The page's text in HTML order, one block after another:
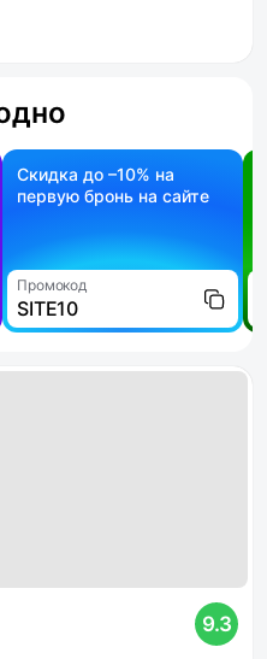
Скидка до –10% на
первую бронь на сайте
Промокод
SITE10
9.3